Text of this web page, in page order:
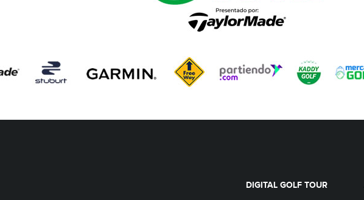
DIGITAL GOLF TOUR